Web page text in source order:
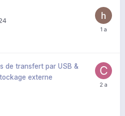
de transfert par USB &
externe